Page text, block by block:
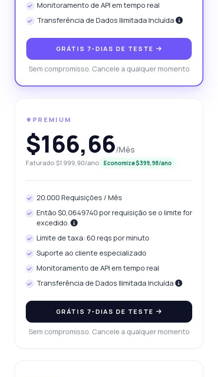
Monitoramento de API em tempo real
Transferência de Dados Ilimitada Incluída
GRÁTIS 7-DIAS DE TESTE
Sem compromisso. Cancele a qualquer momento
⚜️PREMIUM
$166,66/Mês
Faturado $1.999,90/ano Economize $399,98/ano
20.000 Requisições / Mês
Então $0,0649740 por requisição se o limite for
excedido.
Limite de taxa: 60 reqs por minuto
Suporte ao cliente especializado
Monitoramento de API em tempo real
Transferência de Dados Ilimitada Incluída
GRÁTIS 7-DIAS DE TESTE
Sem compromisso. Cancele a qualquer momento